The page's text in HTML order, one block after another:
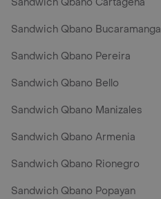
Sandwich Qbano Bucaramanga
Sandwich Qbano Pereira
Sandwich Qbano Bello
Sandwich Qbano Manizales
Sandwich Qbano Armenia
Sandwich Qbano Rionegro
Sandwich Qbano Popayan